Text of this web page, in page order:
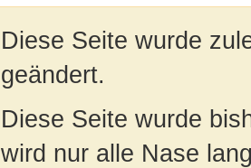
Diese Seite wurde
geändert.
Diese Seite wurde
wird nur alle Nase